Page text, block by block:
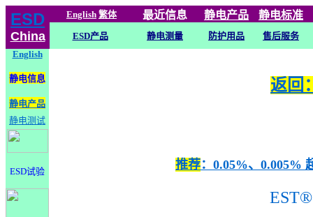
ESD
China
English 繁体 最近信息 静电产品 静电标准
ESD产品 静电测量 防护用品
售后服务
English
静电信息
静电产品
静电测试
ESD试验
返回
推荐：0.05%、0.005%
EST®